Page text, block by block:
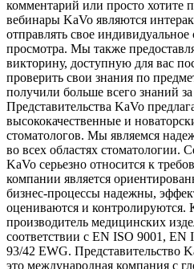
комментарий или просто хотите
вебинары KaVo являются
отправлять свое
просмотра. Мы также
викторину, доступную для вас
проверить свои знания по
получили больше всего знаний
Представительства KaVo
высококачественные и
стоматологов. Мы являемся
во всех областях стоматологии.
KaVo серьезно относится к
компании является
бизнес-процессы надежны,
оцениваются и контролируются.
производитель медицинских
соответствии с EN ISO 9001, EN
93/42 EWG. Представительство
это международная компания с